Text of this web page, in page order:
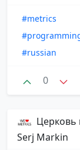
#metrics
#russian
0
Церковь
Serj Markin